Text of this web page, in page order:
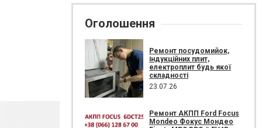
Оголошення
Ремонт посудомийок,
індукційних плит,
електроплит будь якої
складності
23.07.26
Ремонт АКПП Ford Focus
Mondeo Фокус Мондео